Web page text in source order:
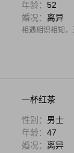
年龄： 52
婚况： 离异
相遇相识相知，
一杯红茶
性别： 男士
年龄： 47
婚况： 离异